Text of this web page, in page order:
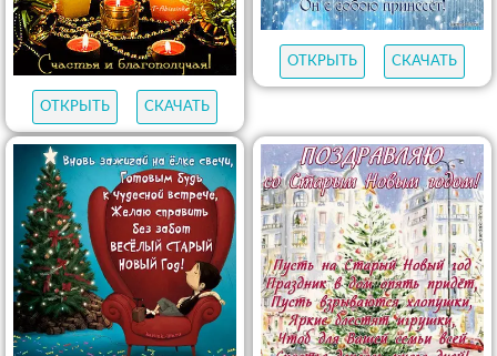
ОТКРЫТЬ СКАЧАТЬ
ОТКРЫТЬ СКАЧАТЬ